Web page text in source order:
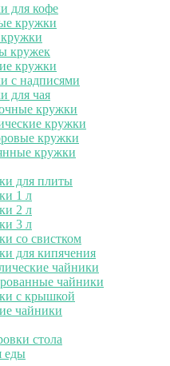
для кофе
кружки
кружек
кружки
с надписями
для чая
кружки
кружки
кружки
кружки
для плиты
1 л
2 л
3 л
со свистком
для кипячения
чайники
чайники
с крышкой
чайники
стола
еды